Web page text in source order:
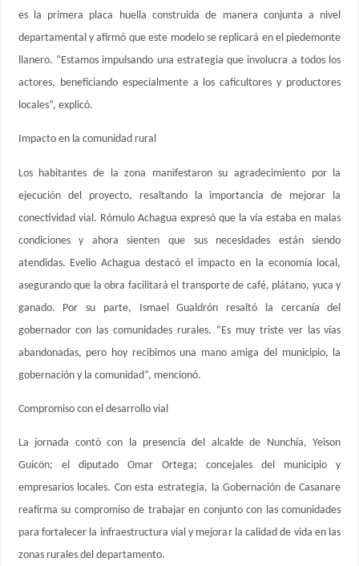
es la primera placa huella construida de manera conjunta a nivel
departamental y afirmó que este modelo se replicará en el piedemonte
llanero. “Estamos impulsando una estrategia que involucra a todos los
actores, beneficiando especialmente a los caficultores y productores
locales”, explicó.
Impacto en la comunidad rural
Los habitantes de la zona manifestaron su agradecimiento por la
ejecución del proyecto, resaltando la importancia de mejorar la
conectividad vial. Rómulo Achagua expresó que la vía estaba en malas
condiciones y ahora sienten que sus necesidades están siendo
atendidas. Evelio Achagua destacó el impacto en la economía local,
asegurando que la obra facilitará el transporte de café, plátano, yuca y
ganado. Por su parte, Ismael Gualdrón resaltó la cercanía del
gobernador con las comunidades rurales. “Es muy triste ver las vías
abandonadas, pero hoy recibimos una mano amiga del municipio, la
gobernación y la comunidad”, mencionó.
Compromiso con el desarrollo vial
La jornada contó con la presencia del alcalde de Nunchía, Yeison
Guicön; el diputado Omar Ortega; concejales del municipio y
empresarios locales. Con esta estrategia, la Gobernación de Casanare
reafirma su compromiso de trabajar en conjunto con las comunidades
para fortalecer la infraestructura vial y mejorar la calidad de vida en las
zonas rurales del departamento.